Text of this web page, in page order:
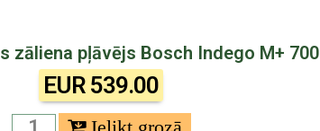
zāliena pļāvējs Bosch Indego M+ 700
EUR 539.00